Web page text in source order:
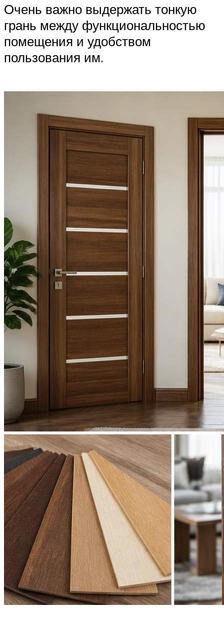
Очень важно выдержать тонкую
грань между функциональностью
помещения и удобством
пользования им.